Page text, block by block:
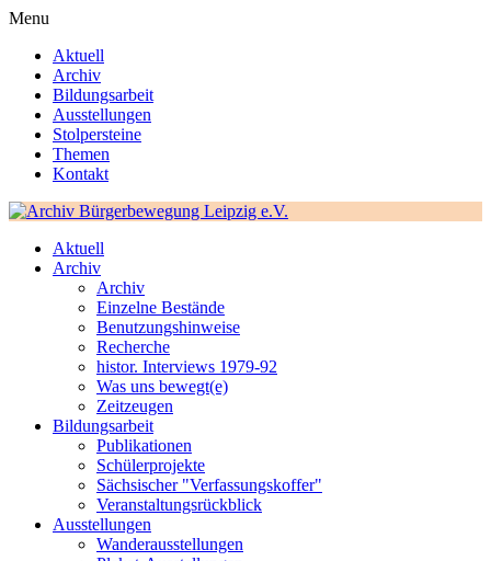
Menu
Aktuell
Archiv
Bildungsarbeit
Ausstellungen
Stolpersteine
Themen
Kontakt
Aktuell
Archiv
Archiv
Einzelne Bestände
Benutzungshinweise
Recherche
histor. Interviews 1979-92
Was uns bewegt(e)
Zeitzeugen
Bildungsarbeit
Publikationen
Schülerprojekte
Sächsischer "Verfassungskoffer"
Veranstaltungsrückblick
Ausstellungen
Wanderausstellungen